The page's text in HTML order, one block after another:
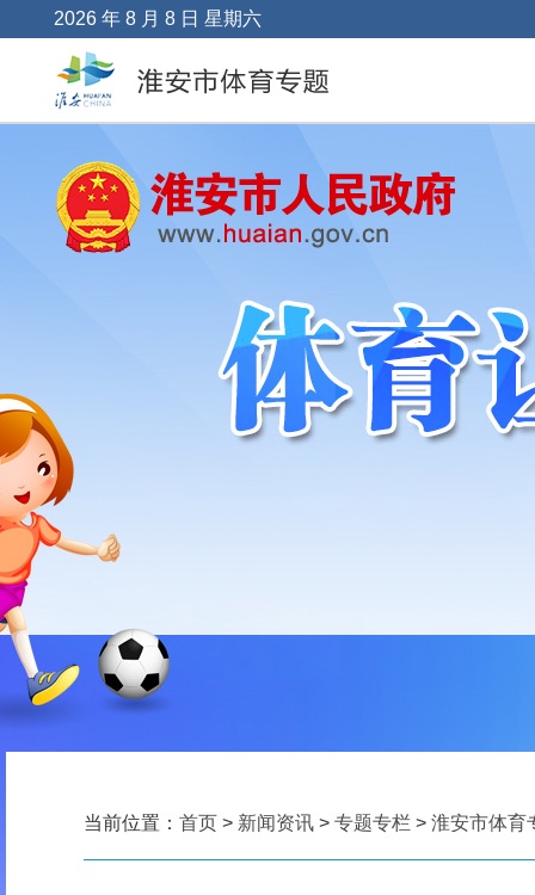
2026 年 8 月 8 日 星期六
当前位置： 首页 > 新闻资讯 > 专题专栏 > 淮安市体育